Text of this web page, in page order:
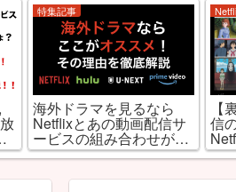
特集記事
海外ドラマを見るなら
Netflixとあの動画配信サ
ービスの組み合わせが最
強な理由とは!?
信